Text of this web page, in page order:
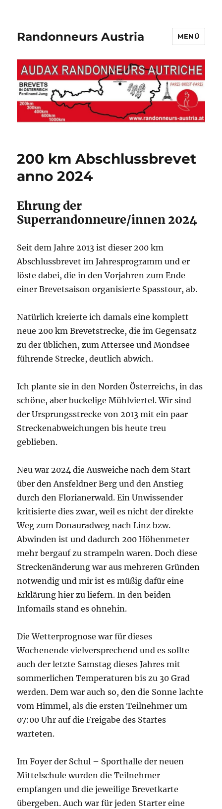
Randonneurs Austria MENÜ
200 km Abschlussbrevet
anno 2024
Ehrung der
Superrandonneure/innen 2024
Seit dem Jahre 2013 ist dieser 200 km
Abschlussbrevet im Jahresprogramm und er
löste dabei, die in den Vorjahren zum Ende
einer Brevetsaison organisierte Spasstour, ab.
Natürlich kreierte ich damals eine komplett
neue 200 km Brevetstrecke, die im Gegensatz
zu der üblichen, zum Attersee und Mondsee
führende Strecke, deutlich abwich.
Ich plante sie in den Norden Österreichs, in das
schöne, aber buckelige Mühlviertel. Wir sind
der Ursprungsstrecke von 2013 mit ein paar
Streckenabweichungen bis heute treu
geblieben.
Neu war 2024 die Ausweiche nach dem Start
über den Ansfeldner Berg und den Anstieg
durch den Florianerwald. Ein Unwissender
kritisierte dies zwar, weil es nicht der direkte
Weg zum Donauradweg nach Linz bzw.
Abwinden ist und dadurch 200 Höhenmeter
mehr bergauf zu strampeln waren. Doch diese
Streckenänderung war aus mehreren Gründen
notwendig und mir ist es müßig dafür eine
Erklärung hier zu liefern. In den beiden
Infomails stand es ohnehin.
Die Wetterprognose war für dieses
Wochenende vielversprechend und es sollte
auch der letzte Samstag dieses Jahres mit
sommerlichen Temperaturen bis zu 30 Grad
werden. Dem war auch so, den die Sonne lachte
vom Himmel, als die ersten Teilnehmer um
07:00 Uhr auf die Freigabe des Startes
warteten.
Im Foyer der Schul – Sporthalle der neuen
Mittelschule wurden die Teilnehmer
empfangen und die jeweilige Brevetkarte
übergeben. Auch war für jeden Starter eine